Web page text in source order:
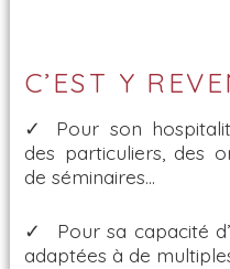
C’EST Y
✓ Pour son
des particuliers, des
de séminaires…
✓ Pour sa capacité
adaptées à de